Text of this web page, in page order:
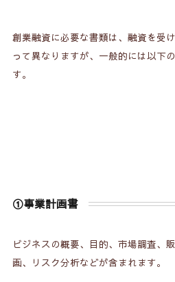
創業融資に必要な書類は、融資を受
って異なりますが、一般的には以下
す。
①事業計画書
ビジネスの概要、目的、市場調査、
画、リスク分析などが含まれます。